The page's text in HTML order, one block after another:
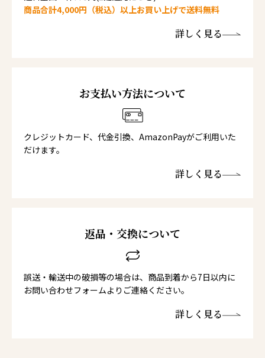
商品合計4,000円（税込）以上お買い上げで送料無料
詳しく見る
お支払い方法について
クレジットカード、代金引換、AmazonPayがご利用いた
だけます。
詳しく見る
返品・交換について
誤送・輸送中の破損等の場合は、商品到着から7日以内に
お問い合わせフォームよりご連絡ください。
詳しく見る